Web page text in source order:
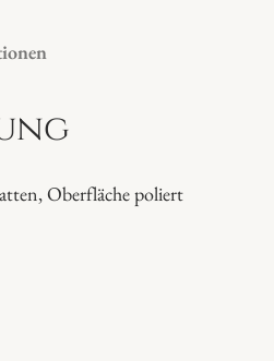
Oberfläche poliert